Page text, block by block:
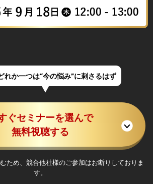
れか一つは“今の悩み”に刺さるはず
ぐセミナーを選んで
無料視聴する
ため、競合他社様のご参加はお断りしておりま
す。